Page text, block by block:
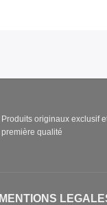
Produits originaux exclusif
première qualité
MENTIONS